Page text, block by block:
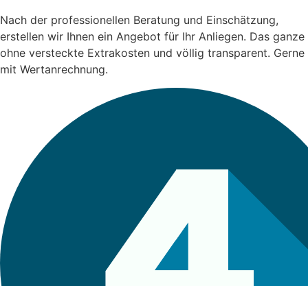
Nach der professionellen Beratung und Einschätzung,
erstellen wir Ihnen ein Angebot für Ihr Anliegen. Das ganze
ohne versteckte Extrakosten und völlig transparent. Gerne
mit Wertanrechnung.